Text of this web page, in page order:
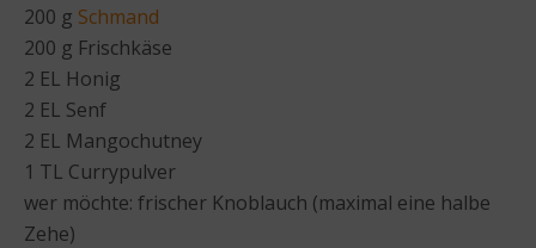
200 g Schmand
200 g Frischkäse
2 EL Honig
2 EL Senf
2 EL Mangochutney
1 TL Currypulver
wer möchte: frischer Knoblauch (maximal eine halbe
Zehe)